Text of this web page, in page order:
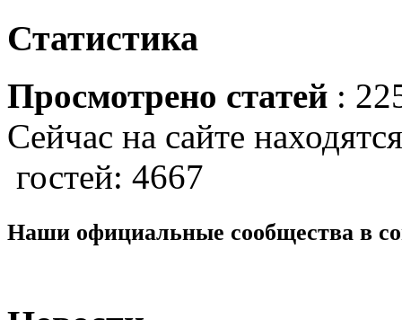
Статистика
Просмотрено статей :
Сейчас на сайте
гостей: 4667
Наши официальные сообщества в